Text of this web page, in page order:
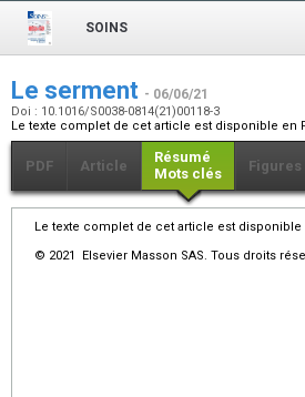
SOINS
Le serment - 06/06/21
Doi : 10.1016/S0038-0814(21)00118-3
Le texte complet de cet article est disponible en
PDF Article
Résumé
Mots clés
Figures
Le texte complet de cet article est disponible
© 2021 Elsevier Masson SAS. Tous droits